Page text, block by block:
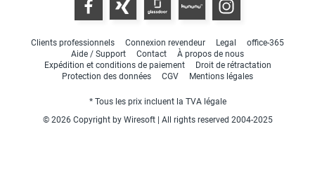
Clients professionnels Connexion revendeur Legal
office-365
Aide / Support
Contact
À propos de nous
Expédition et conditions de paiement
Droit de rétractation
Protection des données
CGV Mentions légales
* Tous les prix incluent la TVA légale
© 2026 Copyright by Wiresoft | All rights reserved 2004-2025